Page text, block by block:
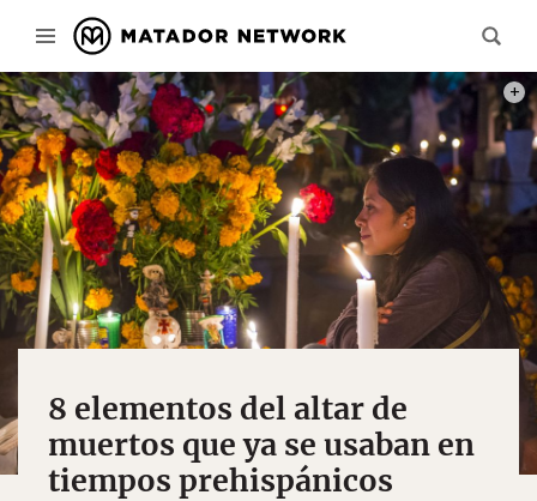
8 elementos del altar de
muertos que ya se usaban en
tiempos prehispánicos